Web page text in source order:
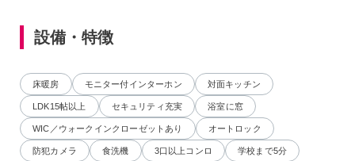
設備・特徴
床暖房 モニター付インターホン 対面キッチン
LDK15帖以上 セキュリティ充実 浴室に窓
WIC／ウォークインクローゼットあり オートロック
防犯カメラ 食洗機 3口以上コンロ 学校まで5分